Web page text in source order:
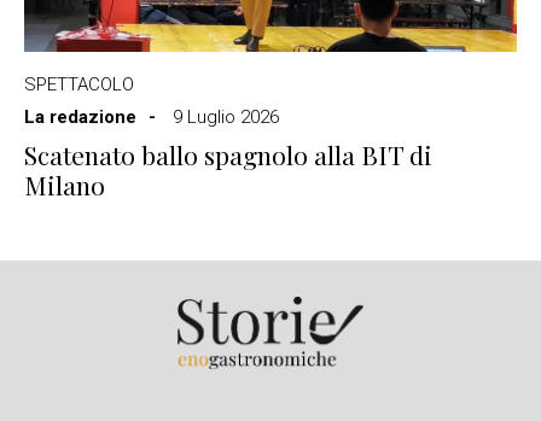
SPETTACOLO
La redazione
9 Luglio 2026
Scatenato ballo spagnolo alla BIT di
Milano